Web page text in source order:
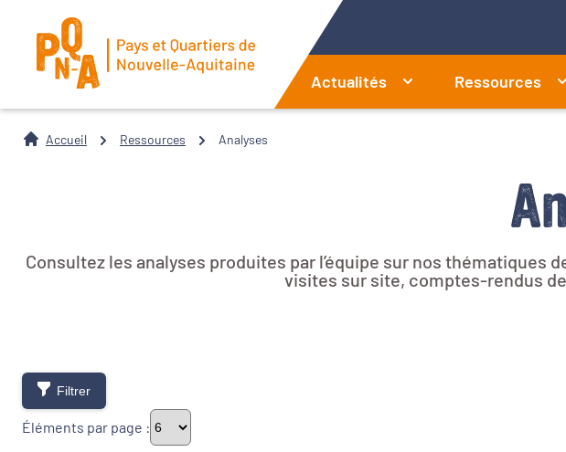
Actualités Ressources
Accueil Ressources Analyses
Consultez les analyses produites par l’équipe sur nos
visites sur site, comptes-rendus
Filtrer
Éléments par page :